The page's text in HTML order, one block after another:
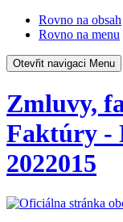
Rovno na obsah
Rovno na menu
Otevřit navigaci Menu
Zmluvy,
Faktúry -
2022015